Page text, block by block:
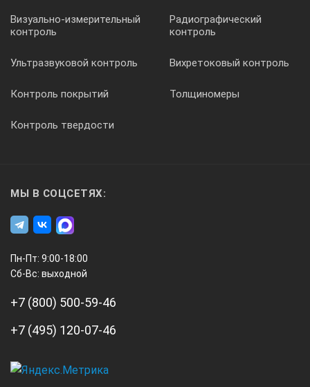
Визуально-измерительный
контроль
Радиографический
контроль
Ультразвуковой контроль Вихретоковый контроль
Контроль покрытий Толщиномеры
Контроль твердости
МЫ В СОЦСЕТЯХ:
Пн-Пт: 9:00-18:00
Сб-Вс: выходной
+7 (800) 500-59-46
+7 (495) 120-07-46